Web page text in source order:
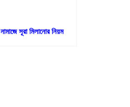
নামাজে সূরা মিলানোর নিয়ম